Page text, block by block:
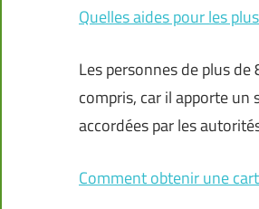
Quelles aides pour les
Les personnes de plus de
compris, car il apporte un
accordées par les
Comment obtenir une